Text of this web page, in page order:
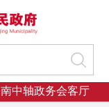
南中轴政务会客厅